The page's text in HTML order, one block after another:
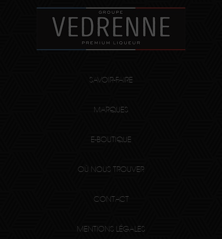
SAVOIR-FAIRE
MARQUES
E-BOUTIQUE
OÙ NOUS TROUVER
CONTACT
MENTIONS LÉGALES